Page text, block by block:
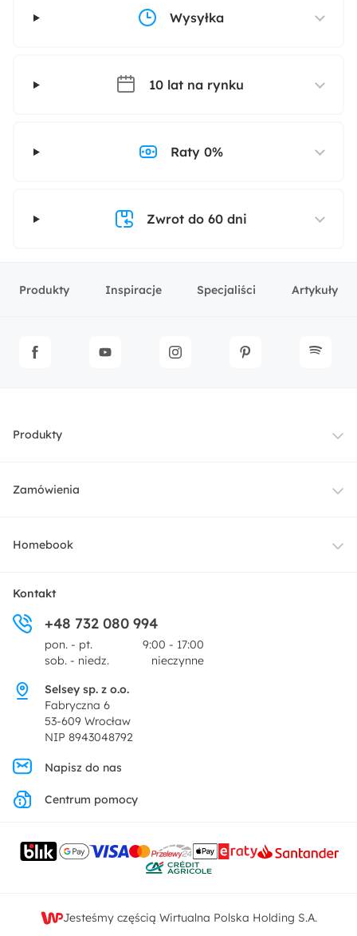
Wysyłka
10 lat na rynku
Raty 0%
Zwrot do 60 dni
Produkty Inspiracje Specjaliści Artykuły
Produkty
Meble
Dekoracje i akcesoria
Promocje
Zamówienia
Dostawa
Zwroty
Pytania i odpowiedzi
Homebook
O nas
Centrum prasowe
Regulamin
Polityka prywatności
Ustawienia prywatności
Kontakt
Kontakt
+48 732 080 994
pon. - pt.
9:00 - 17:00
sob. - niedz.
nieczynne
Selsey sp. z o.o.
Fabryczna 6
53-609 Wrocław
NIP 8943048792
Napisz do nas
Centrum pomocy
Jesteśmy częścią Wirtualna Polska Holding S.A.